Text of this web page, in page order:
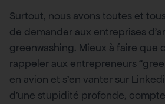
Surtout, nous avons toutes et
de demander aux entreprises
greenwashing. Mieux à faire que
rappeler aux entrepreneurs
en avion et s’en vanter sur
d’une stupidité profonde,